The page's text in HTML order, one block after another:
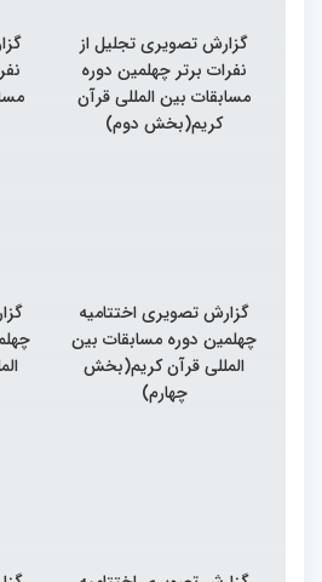
گزارش تصویری تجلیل از
نفرات برتر چهلمین دوره
مسابقات بین المللی قرآن
کریم(بخش دوم)
گزارش تصویری اختتامیه
چهلمین دوره مسابقات بین
المللی قرآن کریم(بخش
چهارم)